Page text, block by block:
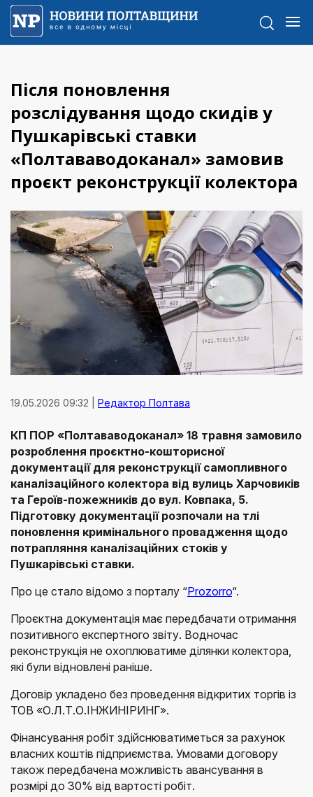
Після поновлення
розслідування щодо скидів у
Пушкарівські ставки
«Полтававодоканал» замовив
проєкт реконструкції колектора
19.05.2026 09:32 | Редактор Полтава
КП ПОР «Полтававодоканал» 18 травня замовило
розроблення проєктно-кошторисної
документації для реконструкції самопливного
каналізаційного колектора від вулиць Харчовиків
та Героїв-пожежників до вул. Ковпака, 5.
Підготовку документації розпочали на тлі
поновлення кримінального провадження щодо
потрапляння каналізаційних стоків у
Пушкарівські ставки.
Про це стало відомо з порталу “Prozorro“.
Проєктна документація має передбачати отримання
позитивного експертного звіту. Водночас
реконструкція не охоплюватиме ділянки колектора,
які були відновлені раніше.
Договір укладено без проведення відкритих торгів із
ТОВ «О.Л.Т.О.ІНЖИНІРИНГ».
Фінансування робіт здійснюватиметься за рахунок
власних коштів підприємства. Умовами договору
також передбачена можливість авансування в
розмірі до 30% від вартості робіт.